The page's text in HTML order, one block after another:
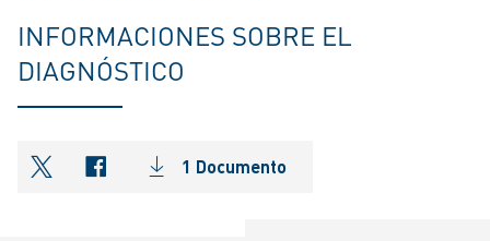
INFORMACIONES SOBRE EL
DIAGNÓSTICO
shareOntwitter
shareOnfacebook
1 Documento